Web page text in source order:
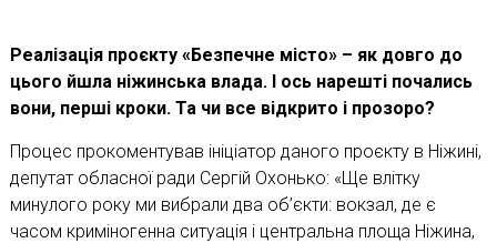
Реалізація проєкту «Безпечне місто» – як довго до
цього йшла ніжинська влада. І ось нарешті почались
вони, перші кроки. Та чи все відкрито і прозоро?
Процес прокоментував ініціатор даного проєкту в Ніжині,
депутат обласної ради Сергій Охонько: «Ще влітку
минулого року ми вибрали два об’єкти: вокзал, де є
часом криміногенна ситуація і центральна площа Ніжина,